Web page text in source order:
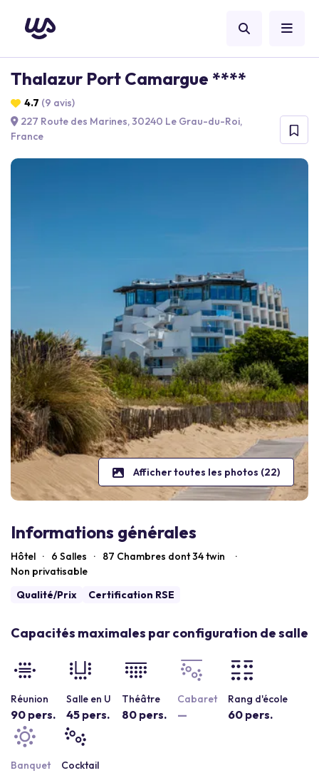
Thalazur Port Camargue ****
4.7 (9 avis)
227 Route des Marines, 30240 Le Grau-du-Roi,
France
Afficher toutes les photos (22)
Informations générales
Hôtel · 6 Salles · 87 Chambres dont 34 twin
·
Non privatisable
Qualité/Prix
Certification RSE
Capacités maximales par configuration de salle
Réunion
90 pers.
Salle en U
45 pers.
Théâtre
80 pers.
Cabaret
—
Rang d'école
60 pers.
Banquet Cocktail